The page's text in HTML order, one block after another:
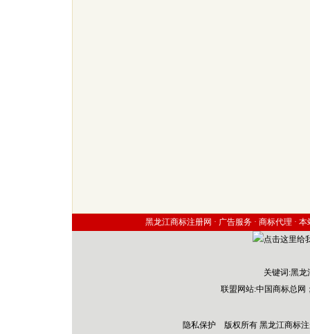
黑龙江商标注册网 · 广告服务 · 商标代理 · 本
关键词:黑
联盟网站:中国商标总网
隐私保护 版权所有 黑龙江商标